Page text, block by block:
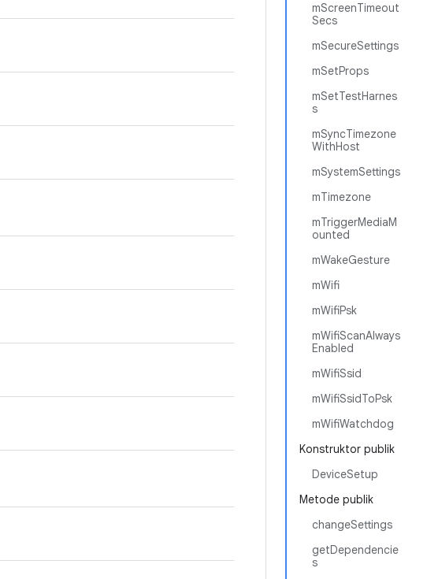
mScreenTimeout
Secs
mSecureSettings
mSetProps
mSetTestHarnes
s
mSyncTimezone
WithHost
mSystemSettings
mTimezone
mTriggerMediaM
ounted
mWakeGesture
mWifi
mWifiPsk
mWifiScanAlways
Enabled
mWifiSsid
mWifiSsidToPsk
mWifiWatchdog
Konstruktor publik
DeviceSetup
Metode publik
changeSettings
getDependencie
s